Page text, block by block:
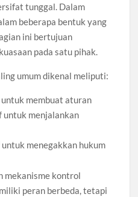
tunggal. Dalam
beberapa bentuk yang
ini bertujuan
pada satu pihak.
umum dikenal meliputi:
membuat aturan
untuk menjalankan
menegakkan hukum
mekanisme kontrol
peran berbeda, tetapi